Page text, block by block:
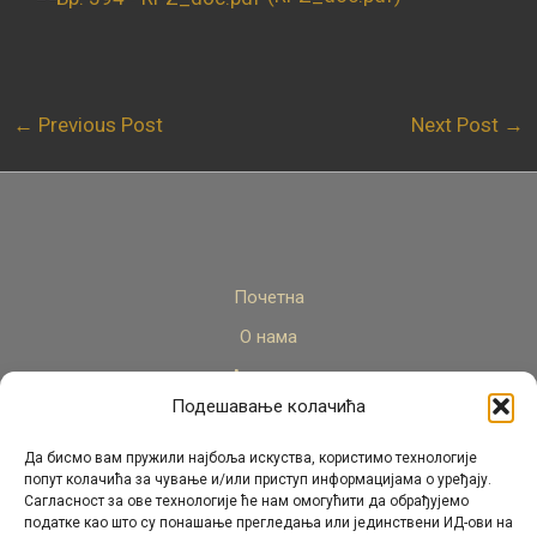
Подешавање колачића
Да бисмо вам пружили најбоља искуства, користимо технологије
попут колачића за чување и/или приступ информацијама о уређају.
Сагласност за ове технологије ће нам омогућити да обрађујемо
податке као што су понашање прегледања или јединствени ИД-ови на
← Previous Post Next Post →
Почетна
О нама
Актуелно
Стручни кадар
Пројекти
Архива